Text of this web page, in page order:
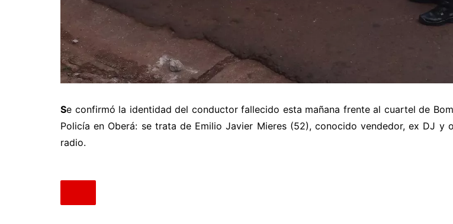
Se confirmó la identidad del conductor fallecido esta mañana frente al cuartel de
Policía en Oberá: se trata de Emilio Javier Mieres (52), conocido vendedor, ex DJ y
radio.